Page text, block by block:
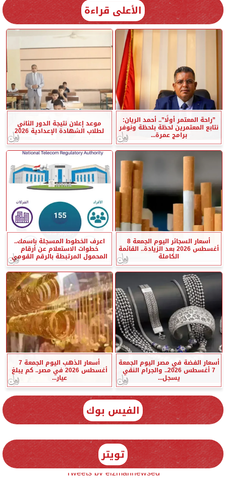
الأعلى قراءة
”راحة المعتمر أولًا”.. أحمد الريان:
نتابع المعتمرين لحظة بلحظة ونوفر
برامج عمرة...
موعد إعلان نتيجة الدور الثاني
لطلاب الشهادة الإعدادية 2026
أسعار السجائر اليوم الجمعة 8
أغسطس 2026 بعد الزيادة.. القائمة
الكاملة
اعرف الخطوط المسجلة باسمك..
خطوات الاستعلام عن أرقام
المحمول المرتبطة بالرقم القومي
أسعار الفضة في مصر اليوم الجمعة
7 أغسطس 2026.. والجرام النقي
يسجل...
أسعار الذهب اليوم الجمعة 7
أغسطس 2026 في مصر.. كم يبلغ
عيار...
الفيس بوك
تويتر
Tweets by elzmannewseg